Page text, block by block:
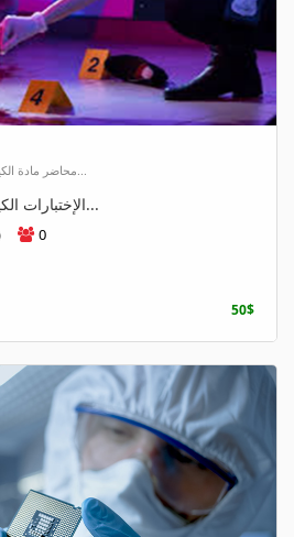
محاضر مادة الكيمياء وباحث في الطاقة...
الإختبارات الكيميائية للأدلة الجنائية في م...
0
50$